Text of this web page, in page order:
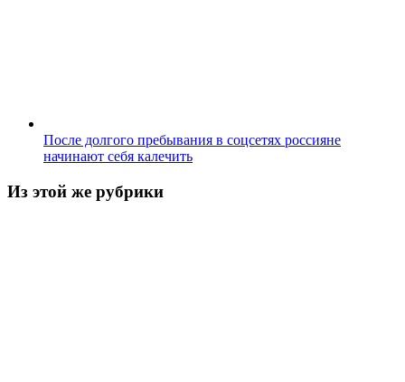
После долгого пребывания в соцсетях россияне
начинают себя калечить
Из этой же рубрики